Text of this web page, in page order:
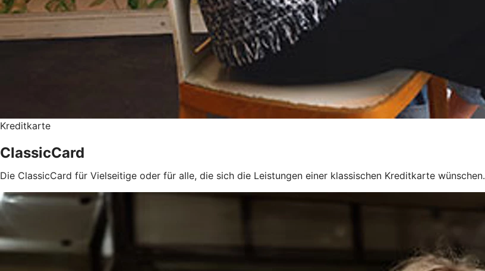
Kreditkarte
ClassicCard
Die ClassicCard für Vielseitige oder für alle, die sich die Leistungen einer klassischen Kreditkarte wünschen.